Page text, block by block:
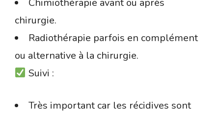
Chimiothérapie avant ou après
chirurgie.
Radiothérapie parfois en complément
ou alternative à la chirurgie.
Suivi :
Très important car les récidives sont